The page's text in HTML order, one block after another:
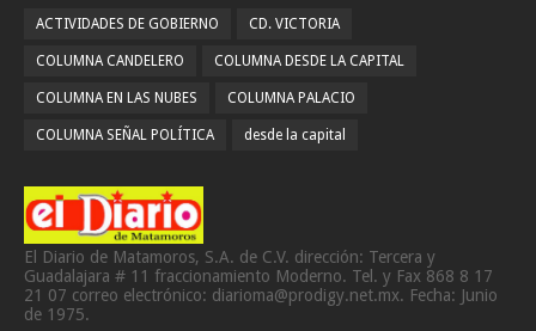
ACTIVIDADES DE GOBIERNO CD. VICTORIA
COLUMNA CANDELERO COLUMNA DESDE LA CAPITAL
COLUMNA EN LAS NUBES COLUMNA PALACIO
COLUMNA SEÑAL POLÍTICA desde la capital
El Diario de Matamoros, S.A. de C.V. dirección: Tercera y
Guadalajara # 11 fraccionamiento Moderno. Tel. y Fax 868 8 17
21 07 correo electrónico: diarioma@prodigy.net.mx. Fecha: Junio
de 1975.